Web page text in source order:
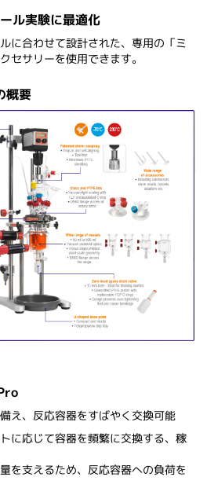
ル実験に最適化
に合わせて設計された、専用の「ミ
セサリーを使用できます。
要
え、反応容器をすばやく交換可能
に応じて容器を頻繁に交換する、稼
を支えるため、反応容器への負荷を